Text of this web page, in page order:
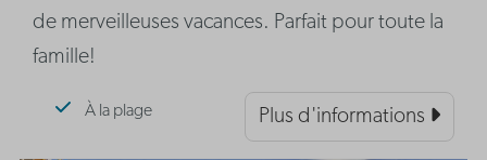
de merveilleuses vacances. Parfait pour toute la
famille!
À la plage Plus d'informations